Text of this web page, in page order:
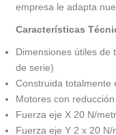
empresa le adapta
Características
Dimensiones útiles de
de serie)
Construida totalmente
Motores con
Fuerza eje X 20 N/
Fuerza eje Y 2 x 20 N/